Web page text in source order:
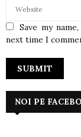
Save my
next time I
NOI PE